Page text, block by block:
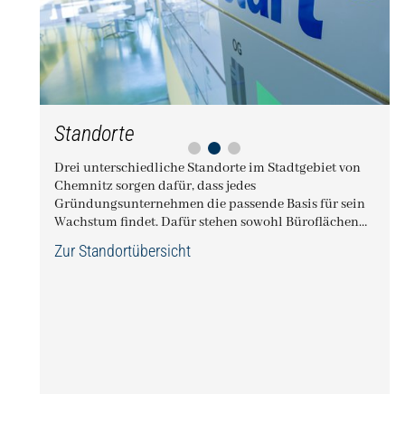
Standorte
Drei unterschiedliche Standorte im Stadtgebiet von
Chemnitz sorgen dafür, dass jedes
Gründungsunternehmen die passende Basis für sein
Wachstum findet. Dafür stehen sowohl Büroflächen
Zur Standortübersicht
Im Gründerzentrum am Brühl gibt es
kleine, aber infrastrukturell sehr gut
ausgestattete Büroeinheiten mit 24/7-
Zugang, Drucker, Teeküche und